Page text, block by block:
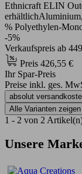
Ethnicraft ELIN
% Polyethylen-
-5%
Verkaufspreis ab
Preis 426,55 €
Ihr Spar-Preis
Preise inkl. ges.
absolut
Alle Varianten zeigen
1 - 2 von 2
Unsere